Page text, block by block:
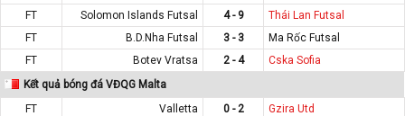
FT
Solomon Islands Futsal 4 - 9
Thái Lan Futsal
FT
B.D.Nha Futsal 3 - 3
Ma Rốc Futsal
FT
Botev Vratsa 2 - 4
Cska Sofia
Kết quả bóng đá VĐQG Malta
FT
Valletta 0 - 2
Gzira Utd